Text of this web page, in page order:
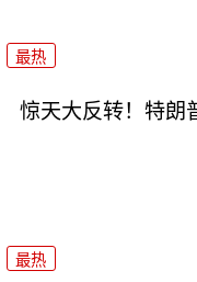
最热
惊天大反转！特朗
最热